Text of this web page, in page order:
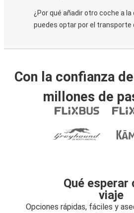
¿Por qué añadir otro coche a
puedes optar por el transporte
Con la confianza
millones de
Qué esperar
viaje
Opciones rápidas, fáciles y